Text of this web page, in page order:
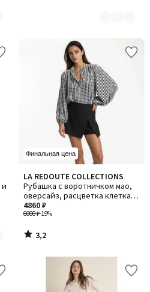
Финальная цена
LA REDOUTE COLLECTIONS
Рубашка с воротничком мао,
оверсайз, расцветка клетка
виши, LISE / ЛИЗ
6000 ₽-19%
4860 ₽
3,2
/ 5
3,2
/